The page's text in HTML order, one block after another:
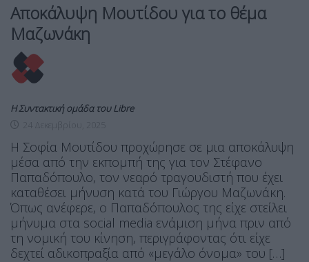
Αποκάλυψη Μουτίδου για το θέμα
Μαζωνάκη
Η Συντακτική ομάδα του Libre
Η Σοφία Μουτίδου προχώρησε σε μια αποκάλυψη
μέσα από την εκπομπή της για τον Στέφανο
Παπαδόπουλο, τον νεαρό τραγουδιστή που έχει
καταθέσει μήνυση κατά του Γιώργου Μαζωνάκη.
Όπως ανέφερε, ο Παπαδόπουλος της είχε στείλει
μήνυμα στα social media ενάμιση μήνα πριν από
τη νομική του κίνηση, περιγράφοντας ότι είχε
δεχτεί αδικοπραξία από «μεγάλο όνομα» του […]